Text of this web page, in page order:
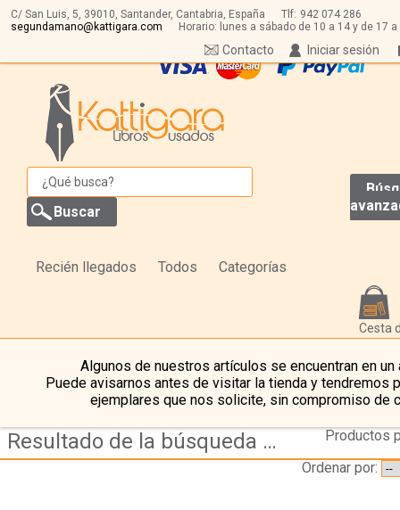
C/ San Luis, 5, 39010, Santander, Cantabria, España Tlf: 942 074 286
segundamano@kattigara.com
Horario: lunes a sábado de 10 a 14 y de 17 a
Iniciar sesión
Contacto
Recién llegados Todos Categorías
Cesta
Algunos de nuestros artículos se encuentran en un
Puede avisarnos antes de visitar la tienda y tendremos
ejemplares que nos solicite, sin compromiso de
Resultado de la búsqueda de coleccion alianza psicologia
Productos
Ordenar por: